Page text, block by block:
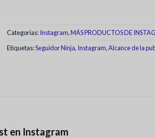
Categorías:Instagram,MÁS PRODUCTOS DE
Etiquetas:Seguidor Ninja, Instagram,Alcance de la
en Instagram